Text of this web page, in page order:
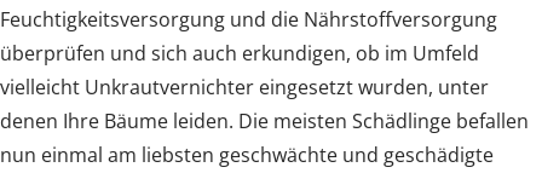
Feuchtigkeitsversorgung und die Nährstoffversorgung
überprüfen und sich auch erkundigen, ob im Umfeld
vielleicht Unkrautvernichter eingesetzt wurden, unter
denen Ihre Bäume leiden. Die meisten Schädlinge befallen
nun einmal am liebsten geschwächte und geschädigte